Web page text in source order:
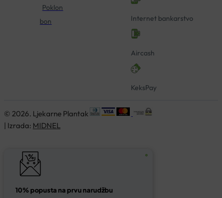
Poklon
bon
Internet bankarstvo
Aircash
KeksPay
© 2026. Ljekarne Plantak
| Izrada: MIDNEL
10% popusta na prvu narudžbu